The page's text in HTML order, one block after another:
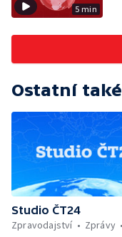
5 min
Ostatní
Studio ČT24
Zpravodajství
Zprávy